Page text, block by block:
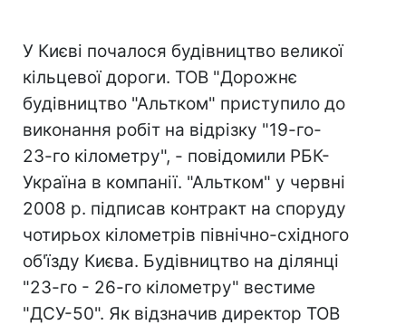
У Києві почалося будівництво великої
кільцевої дороги. ТОВ "Дорожнє
будівництво "Альтком" приступило до
виконання робіт на відрізку "19-го-
23-го кілометру", - повідомили РБК-
Україна в компанії. "Альтком" у червні
2008 р. підписав контракт на споруду
чотирьох кілометрів північно-східного
об'їзду Києва. Будівництво на ділянці
"23-го - 26-го кілометру" вестиме
"ДСУ-50". Як відзначив директор ТОВ